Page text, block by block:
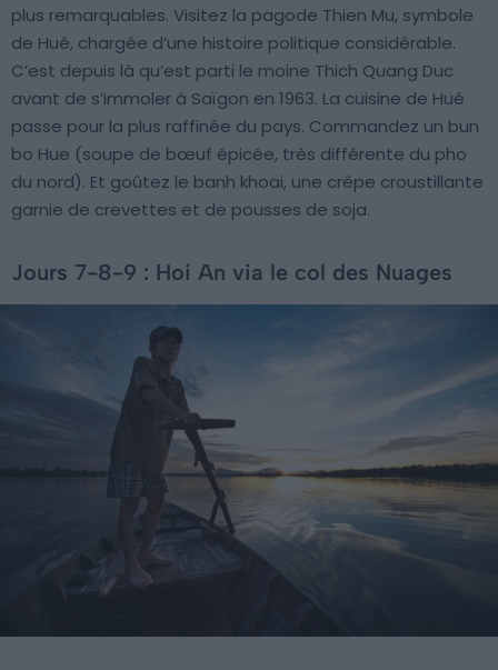
plus remarquables. Visitez la pagode Thien Mu, symbole
de Hué, chargée d’une histoire politique considérable.
C’est depuis là qu’est parti le moine Thich Quang Duc
avant de s’immoler à Saïgon en 1963. La cuisine de Hué
passe pour la plus raffinée du pays. Commandez un bun
bo Hue (soupe de bœuf épicée, très différente du pho
du nord). Et goûtez le banh khoai, une crêpe croustillante
garnie de crevettes et de pousses de soja.
Jours 7-8-9 : Hoi An via le col des Nuages